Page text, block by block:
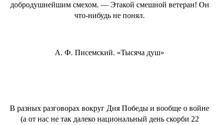
добродушнейшим смехом. ― Этакой смешной ветеран! Он
что-нибудь не понял.
А. Ф. Писемский. «Тысяча душ»
В разных разговорах вокруг Дня Победы и вообще о войне
(а от нас не так далеко национальный день скорби 22